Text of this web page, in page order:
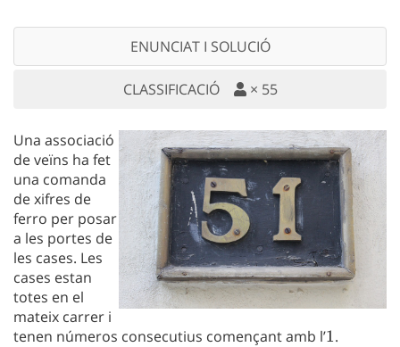
ENUNCIAT I SOLUCIÓ
CLASSIFICACIÓ × 55
Una associació
de veïns ha fet
una comanda
de xifres de
ferro per posar
a les portes de
les cases. Les
cases estan
totes en el
mateix carrer i
tenen números consecutius començant amb l’1
1.